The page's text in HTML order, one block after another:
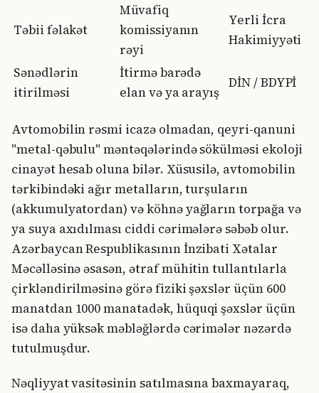
Təbii fəlakət
Müvafiq
komissiyanın
rəyi
Yerli İcra
Hakimiyyəti
Sənədlərin
itirilməsi
İtirmə barədə
elan və ya arayış
DİN / BDYPİ
Avtomobilin rəsmi icazə olmadan, qeyri-qanuni
"metal-qəbulu" məntəqələrində sökülməsi ekoloji
cinayət hesab oluna bilər. Xüsusilə, avtomobilin
tərkibindəki ağır metalların, turşuların
(akkumulyatordan) və köhnə yağların torpağa və
ya suya axıdılması ciddi cərimələrə səbəb olur.
Azərbaycan Respublikasının İnzibati Xətalar
Məcəlləsinə əsasən, ətraf mühitin tullantılarla
çirkləndirilməsinə görə fiziki şəxslər üçün 600
manatdan 1000 manatadək, hüquqi şəxslər üçün
isə daha yüksək məbləğlərdə cərimələr nəzərdə
tutulmuşdur.
Nəqliyyat vasitəsinin satılmasına baxmayaraq,